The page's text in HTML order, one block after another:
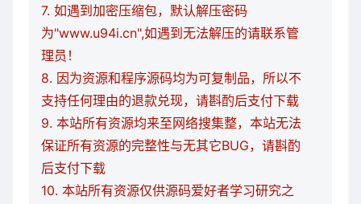
7. 如遇到加密压缩包，默认解压密码
为"www.u94i.cn",如遇到无法解压的请联系管
理员！
8. 因为资源和程序源码均为可复制品，所以不
支持任何理由的退款兑现，请斟酌后支付下载
9. 本站所有资源均来至网络搜集整，本站无法
保证所有资源的完整性与无其它BUG，请斟酌
后支付下载
10. 本站所有资源仅供源码爱好者学习研究之